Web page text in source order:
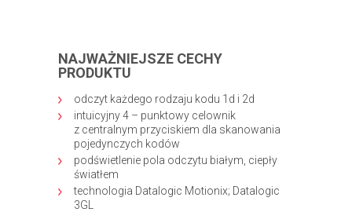
NAJWAŻNIEJSZE CECHY
PRODUKTU
odczyt każdego rodzaju kodu 1d i 2d
intuicyjny 4 – punktowy celownik
z centralnym przyciskiem dla skanowania
pojedynczych kodów
podświetlenie pola odczytu białym, ciepły
światłem
technologia Datalogic Motionix; Datalogic
3GL